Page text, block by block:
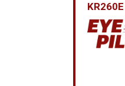
KR260E